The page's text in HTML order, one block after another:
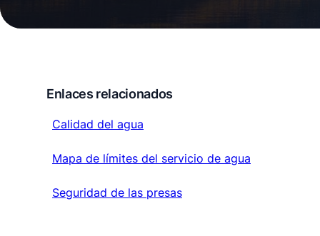
Enlaces relacionados
Calidad del agua
Calidad del agua
Mapa de límites del servicio de agua
Mapa de límites del servicio de agua
Seguridad de las presas
Seguridad de las presas